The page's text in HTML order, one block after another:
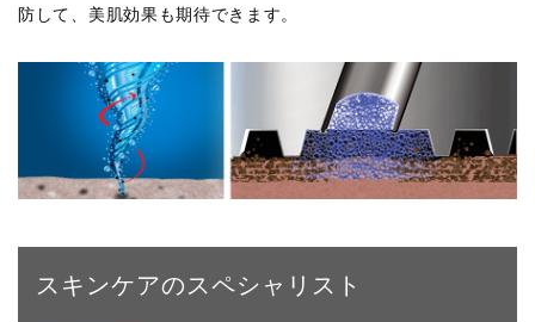
防して、美肌効果も期待できます。
スキンケアのスペシャリスト